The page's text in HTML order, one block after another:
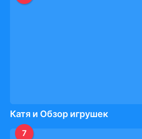
Катя и Обзор игрушек
7